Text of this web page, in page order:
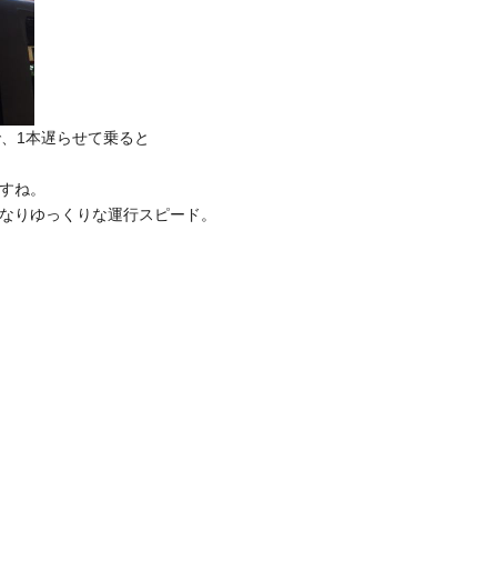
1本遅らせて乗ると
ね。
りゆっくりな運行スピード。